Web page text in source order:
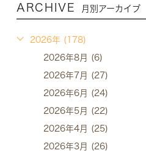
ARCHIVE 月別アーカイブ
2026年 (178)
2026年8月 (6)
2026年7月 (27)
2026年6月 (24)
2026年5月 (22)
2026年4月 (25)
2026年3月 (26)